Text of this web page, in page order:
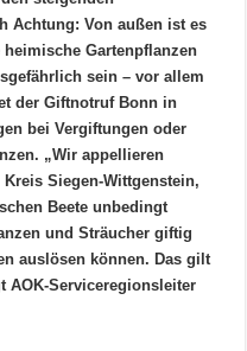
Achtung: Von außen ist es
Gartenpflanzen
sein – vor allem
der Giftnotruf Bonn in
bei Vergiftungen oder
„Wir appellieren
Siegen-Wittgenstein,
Beete unbedingt
und Sträucher giftig
auslösen können. Das gilt
AOK-Serviceregionsleiter